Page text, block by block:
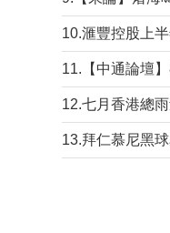
10.滙豐控股上
12.七月香港總
13.拜仁慕尼黑